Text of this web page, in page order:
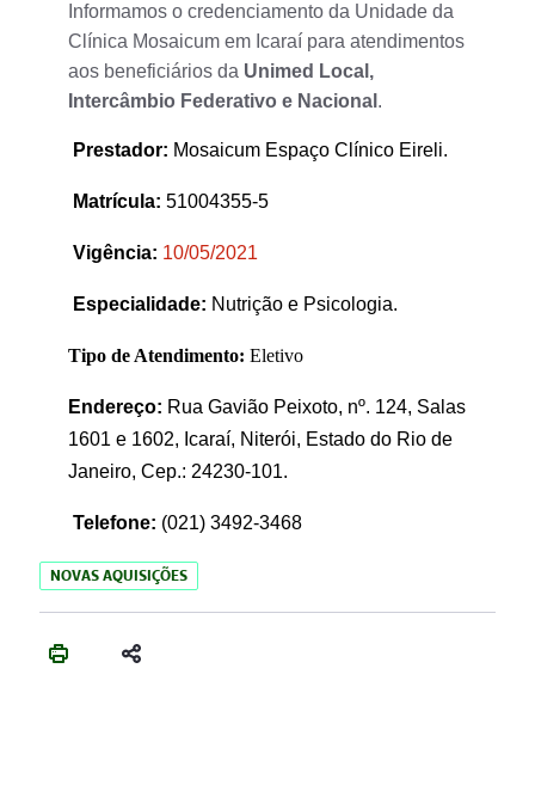
Informamos o credenciamento da Unidade da
Clínica Mosaicum em Icaraí para atendimentos
aos beneficiários da Unimed Local,
Intercâmbio Federativo e Nacional .
Prestador: Mosaicum Espaço Clínico Eireli.
Matrícula: 51004355-5
Vigência: 10/05/2021
Especialidade: Nutrição e Psicologia.
Tipo de Atendimento: Eletivo
Endereço: Rua Gavião Peixoto, nº. 124, Salas
1601 e 1602, Icaraí, Niterói, Estado do Rio de
Janeiro, Cep.: 24230-101.
Telefone: (021) 3492-3468
NOVAS AQUISIÇÕES